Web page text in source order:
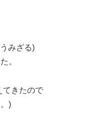
みざる)
。
てきたので
)